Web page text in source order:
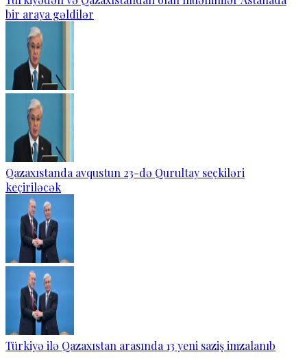
bir araya gəldilər
Qazaxıstanda avqustun 23-də Qurultay seçkiləri
keçiriləcək
Türkiyə ilə Qazaxıstan arasında 13 yeni saziş imzalanıb